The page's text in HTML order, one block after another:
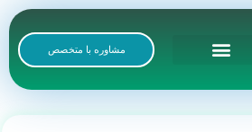
مشاوره با متخصص